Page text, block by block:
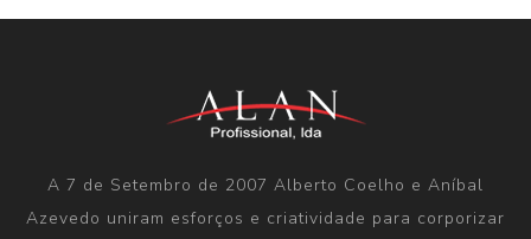
A 7 de Setembro de 2007 Alberto Coelho e Aníbal
Azevedo uniram esforços e criatividade para corporizar